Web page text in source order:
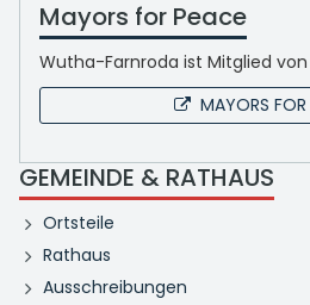
Mayors for Peace
Wutha-Farnroda ist Mitglied
MAYORS FOR
GEMEINDE & RATHAUS
Ortsteile
Rathaus
Ausschreibungen